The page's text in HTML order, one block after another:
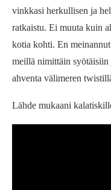
vinkkasi herkullisen ja
ratkaistu. Ei muuta kuin
kotia kohti. En
meillä nimittäin
ahventa välimeren
Lähde mukaani